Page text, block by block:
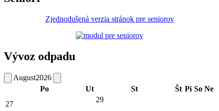
Zjednodušená verzia stránok pre seniorov
Vývoz odpadu
August2026
Po
Ut St Št Pi So Ne
27
29